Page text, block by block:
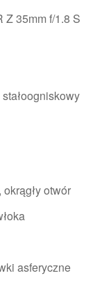
Z 35mm f/1.8 S
otwór
asferyczne